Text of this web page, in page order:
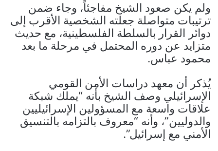
ولم يكن صعود الشيخ مفاجئاً، وجاء ضمن
ترتيبات متواصلة جعلته الشخصية الأقرب إلى
دوائر القرار بالسلطة الفلسطينية، مع حديث
متزايد عن دوره المحتمل في مرحلة ما بعد
محمود عباس.
يُذكر أن معهد دراسات الأمن القومي
الإسرائيلي وصف الشيخ بأنه “يملك شبكة
علاقات واسعة مع المسؤولين الإسرائيليين
والدوليين”، وأنه “معروف بالتزامه بالتنسيق
الأمني مع إسرائيل”.